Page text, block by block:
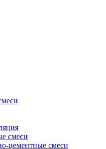
смеси
цементные смеси